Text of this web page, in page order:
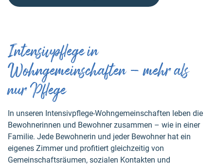
Intensivpflege in
Wohngemeinschaften – mehr als
nur Pflege
In unseren Intensivpflege-Wohngemeinschaften leben die
Bewohnerinnen und Bewohner zusammen – wie in einer
Familie. Jede Bewohnerin und jeder Bewohner hat ein
eigenes Zimmer und profitiert gleichzeitig von
Gemeinschaftsräumen, sozialen Kontakten und